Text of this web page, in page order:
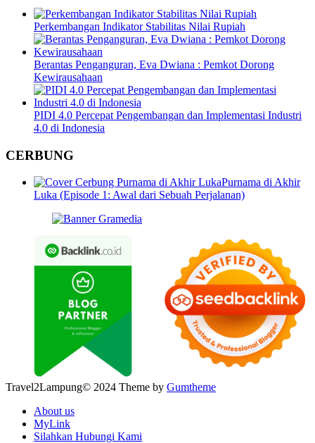
Perkembangan Indikator Stabilitas Nilai Rupiah
Berantas Penganguran, Eva Dwiana : Pemkot Dorong
Kewirausahaan
PIDI 4.0 Percepat Pengembangan dan Implementasi Industri
4.0 di Indonesia
CERBUNG
Purnama di Akhir
Luka (Episode 1: Awal dari Sebuah Perjalanan)
Travel2Lampung© 2024 Theme by Gumtheme
About us
MyLink
Silahkan Hubungi Kami